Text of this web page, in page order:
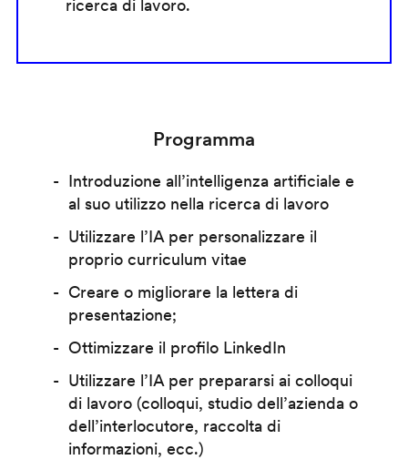
ricerca di lavoro.
Programma
Introduzione all’intelligenza artificiale e
al suo utilizzo nella ricerca di lavoro
Utilizzare l’IA per personalizzare il
proprio curriculum vitae
Creare o migliorare la lettera di
presentazione;
Ottimizzare il profilo LinkedIn
Utilizzare l’IA per prepararsi ai colloqui
di lavoro (colloqui, studio dell’azienda o
dell’interlocutore, raccolta di
informazioni, ecc.)